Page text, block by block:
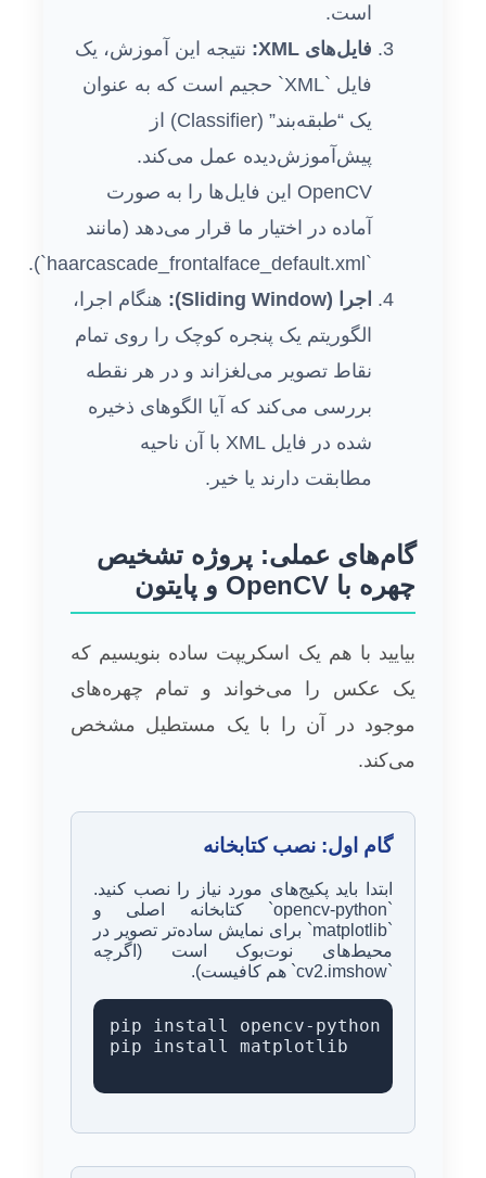
است.
فایل‌های XML:
نتیجه این آموزش، یک
فایل `XML` حجیم است که به عنوان
یک “طبقه‌بند” (Classifier) از
پیش‌آموزش‌دیده عمل می‌کند.
OpenCV این فایل‌ها را به صورت
آماده در اختیار ما قرار می‌دهد (مانند
`haarcascade_frontalface_default.xml`).
اجرا (Sliding Window):
هنگام اجرا،
الگوریتم یک پنجره کوچک را روی تمام
نقاط تصویر می‌لغزاند و در هر نقطه
بررسی می‌کند که آیا الگوهای ذخیره
شده در فایل XML با آن ناحیه
مطابقت دارند یا خیر.
گام‌های عملی: پروژه تشخیص
چهره با OpenCV و پایتون
بیایید با هم یک اسکریپت ساده بنویسیم که
یک عکس را می‌خواند و تمام چهره‌های
موجود در آن را با یک مستطیل مشخص
می‌کند.
گام اول: نصب کتابخانه
ابتدا باید پکیج‌های مورد نیاز را نصب کنید.
`opencv-python` کتابخانه اصلی و
`matplotlib` برای نمایش ساده‌تر تصویر در
محیط‌های نوت‌بوک است (اگرچه
`cv2.imshow` هم کافیست).
pip install opencv-python
pip install matplotlib